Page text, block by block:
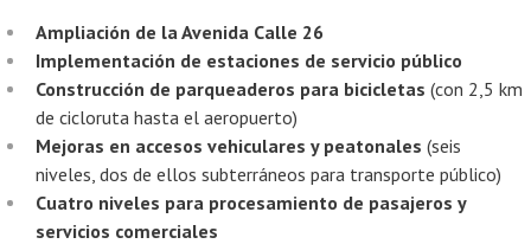
Ampliación de la Avenida Calle 26
Implementación de estaciones de servicio público
Construcción de parqueaderos para bicicletas (con 2,5 km
de cicloruta hasta el aeropuerto)
Mejoras en accesos vehiculares y peatonales (seis
niveles, dos de ellos subterráneos para transporte público)
Cuatro niveles para procesamiento de pasajeros y
servicios comerciales